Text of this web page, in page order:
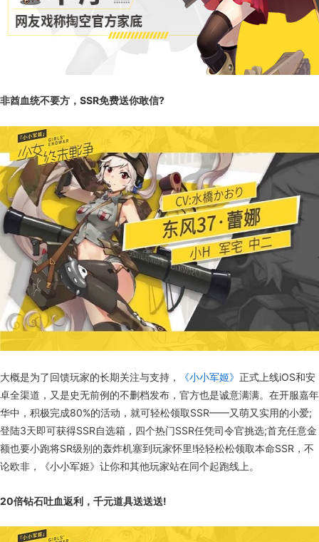
非酋血统不要方，SSR免费送你敢信?
大概是为了回馈玩家的长期关注与支持， 《小小军姬》 正式上线iOS和安
卓全渠道，又是史无前例的不删档发布，官方也是诚意满满。在开服嘉年
华中，积极完成80%的活动，就可轻松领取SSR——又萌又实用的小爱;
登陆3天即可获得SSR自选箱，四个热门SSR任凭司令官挑选;首充任意金
额也要小跑将SR级别的轰炸机塞到玩家怀里!轻轻松松领取本命SSR，不
论欧非，《小小军姬》让你和其他玩家站在同个起跑线上。
20倍钻石吐血返利，千元道具送送送!